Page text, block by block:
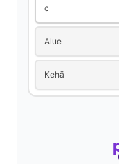
c
Alue
Kehä